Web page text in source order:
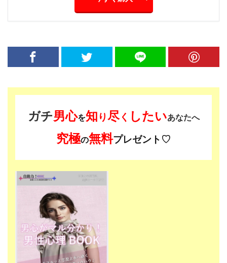
ガチ男心を知 り尽く したいあなたへ
究極の無料プレゼント♡